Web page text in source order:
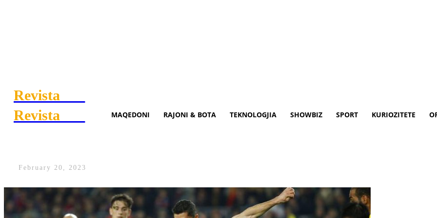
Revista
Revista
MAQEDONI RAJONI & BOTA TEKNOLOGJIA SHOWBIZ SPORT KURIOZITETE
February 20, 2023